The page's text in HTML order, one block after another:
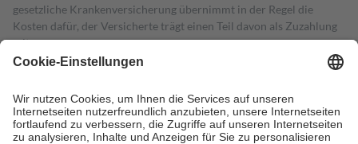
gesetzliche Krankenversicherung übernimmt in der Regel die
Kosten dafür, der Versicherte trägt einen Teil davon als Zuzahlung
mit.
Grundsätzlich leisten Mitglieder Zuzahlungen in Höhe von zehn
höchstens zehn Euro.
Es sind jedoch nie mehr als die tatsächlichen
Kosten der Leistung zu entrichten.
Diese Regeln gelten grundsätzlich auch für Online-Apotheken.